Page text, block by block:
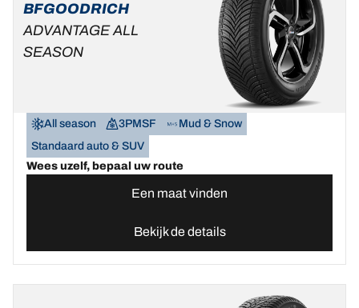
BFGOODRICH
ADVANTAGE ALL
SEASON
All season 3PMSF
Mud & Snow
Standaard auto & SUV
Wees uzelf, bepaal uw route
Een maat vinden
Bekijk de details